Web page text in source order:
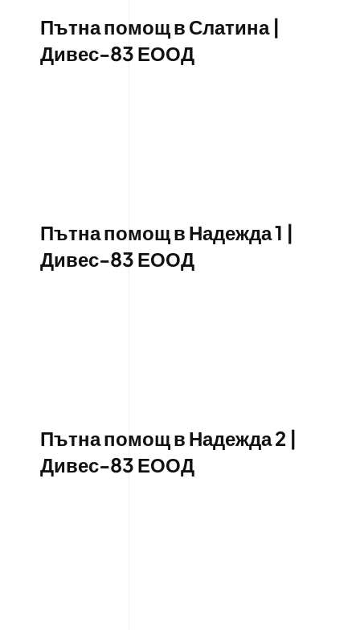
Пътна помощ в Слатина |
Дивес-83 ЕООД
Пътна помощ в Надежда 1 |
Дивес-83 ЕООД
Пътна помощ в Надежда 2 |
Дивес-83 ЕООД